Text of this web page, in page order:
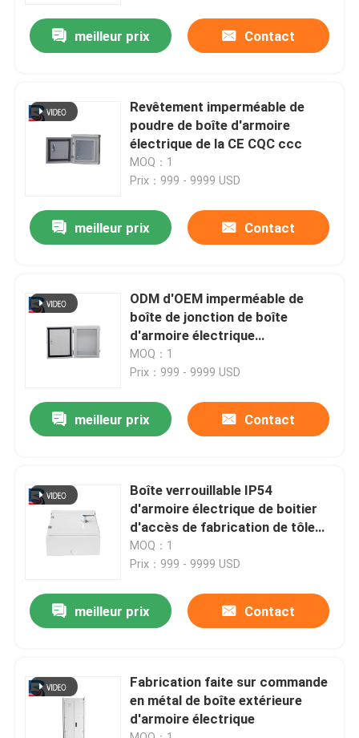
Produits
Visite d'usine
Contactez-nous
Cas
Demandez une citation
mécanisme à haute tension
meilleur prix Contact
Revêtement imperméable de
poudre de boîte d'armoire
électrique de la CE CQC ccc
MOQ：1
Prix：999 - 9999 USD
meilleur prix Contact
ODM d'OEM imperméable de
boîte de jonction de boîte
d'armoire électrique
d'anodisation
MOQ：1
Prix：999 - 9999 USD
meilleur prix Contact
Boîte verrouillable IP54
d'armoire électrique de boitier
d'accès de fabrication de tôle
anti-déflagrante
MOQ：1
Prix：999 - 9999 USD
meilleur prix Contact
Fabrication faite sur commande
en métal de boîte extérieure
d'armoire électrique